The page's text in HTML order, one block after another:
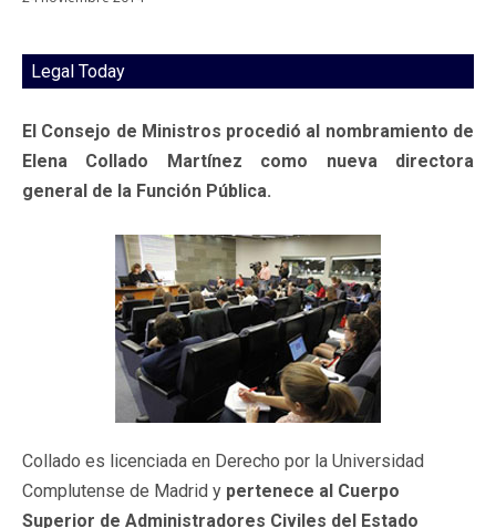
Legal Today
El Consejo de Ministros procedió al nombramiento de
Elena Collado Martínez como nueva directora
general de la Función Pública.
Collado es licenciada en Derecho por la Universidad
Complutense de Madrid y pertenece al Cuerpo
Superior de Administradores Civiles del Estado